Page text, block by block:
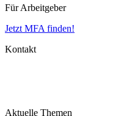
Für Arbeitgeber
Jetzt MFA finden!
Kontakt
Aktuelle Themen